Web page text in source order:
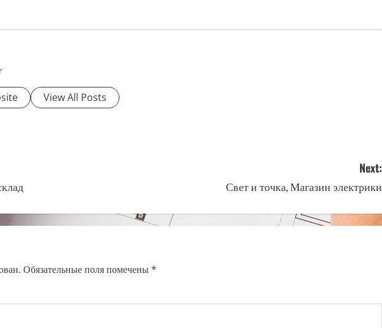
View All Posts
Next:
Свет и точка, Магазин электрики
Обязательные поля помечены*